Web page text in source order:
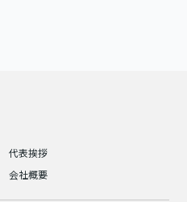
代表挨拶
会社概要